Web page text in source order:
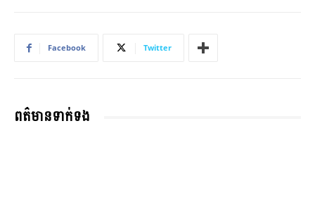
Facebook Twitter
ពត៌មានទាក់ទង